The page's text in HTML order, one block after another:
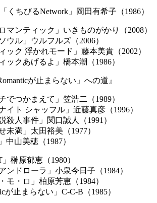
くちびるNetwork」岡田有希子（1986）
マンティック」いきものがかり（2008）
ウル」ウルフルズ（2006）
ック 浮かれモード」藤本美貴（2002）
ックあげるよ」橋本潮（1986）
が止まらない」への道』
でつかまえて」笠浩二（1989）
イト シャッフル」近藤真彦（1996）
殺人事件」関口誠人（1991）
未満」太田裕美（1977）
山美穂（1987）
榊原郁恵（1980）
ンドローラ」小泉今日子（1984）
モ・ロ」柏原芳恵（1984）
が止まらない」C-C-B（1985）